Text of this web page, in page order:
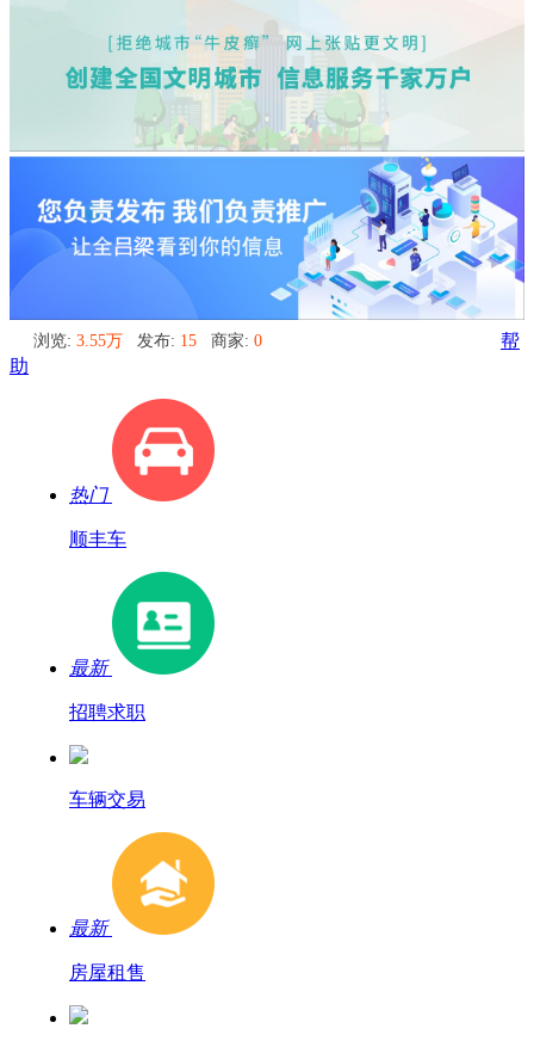
浏览: 3.55万 发布: 15 商家: 0
帮
助
热门
顺丰车
最新
招聘求职
车辆交易
最新
房屋租售